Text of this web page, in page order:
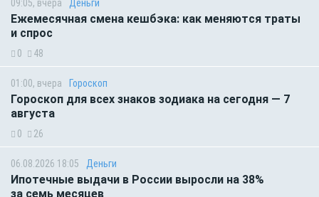
09:05, вчера Деньги
Ежемесячная смена кешбэка: как меняются траты
и спрос
0 48
01:00, вчера Гороскоп
Гороскоп для всех знаков зодиака на сегодня — 7
августа
0 26
06.08.2026 18:05 Деньги
Ипотечные выдачи в России выросли на 38%
за семь месяцев